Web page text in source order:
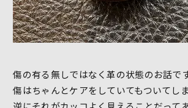
傷の有る無しではなく革の状態のお話です
傷はちゃんとケアをしていてもついてし